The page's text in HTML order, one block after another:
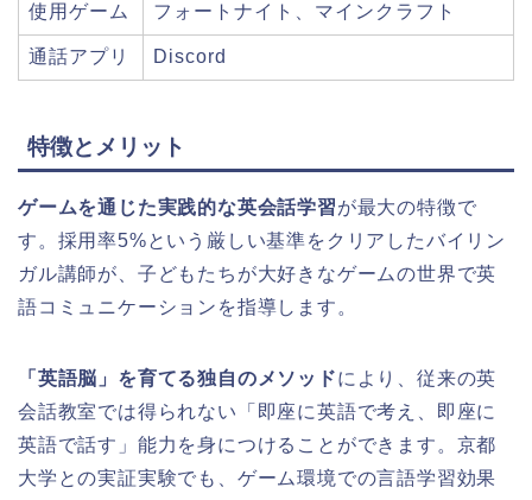
使用ゲーム フォートナイト、マインクラフト
通話アプリ Discord
特徴とメリット
ゲームを通じた実践的な英会話学習が最大の特徴で
す。採用率5%という厳しい基準をクリアしたバイリン
ガル講師が、子どもたちが大好きなゲームの世界で英
語コミュニケーションを指導します。
「英語脳」を育てる独自のメソッドにより、従来の英
会話教室では得られない「即座に英語で考え、即座に
英語で話す」能力を身につけることができます。京都
大学との実証実験でも、ゲーム環境での言語学習効果